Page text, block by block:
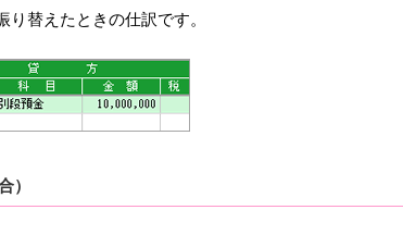
替えたときの仕訳です。
）